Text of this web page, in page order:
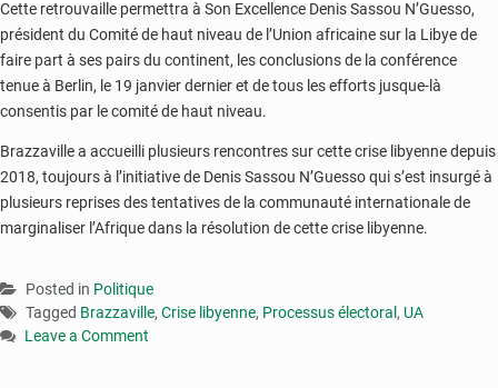
Cette retrouvaille permettra à Son Excellence Denis Sassou N’Guesso,
président du Comité de haut niveau de l’Union africaine sur la Libye de
faire part à ses pairs du continent, les conclusions de la conférence
tenue à Berlin, le 19 janvier dernier et de tous les efforts jusque-là
consentis par le comité de haut niveau.
Brazzaville a accueilli plusieurs rencontres sur cette crise libyenne depuis
2018, toujours à l’initiative de Denis Sassou N’Guesso qui s’est insurgé à
plusieurs reprises des tentatives de la communauté internationale de
marginaliser l’Afrique dans la résolution de cette crise libyenne.
Posted in Politique
Tagged Brazzaville, Crise libyenne, Processus électoral, UA
Leave a Comment